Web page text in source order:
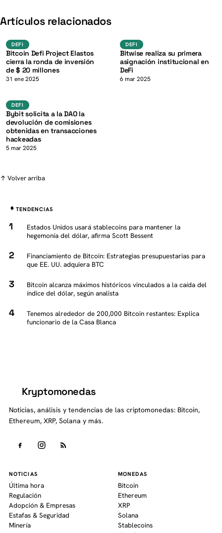
Artículos relacionados
DEFI K
DEFI
Bitcoin Defi Project Elastos
cierra la ronda de inversión
de $ 20 millones
31 ene 2025
DEFI
DEFI
Bitwise realiza su primera
asignación institucional en
DeFi
6 mar 2025
K
DEFI
Bybit solicita a la DAO la
devolución de comisiones
obtenidas en transacciones
hackeadas
5 mar 2025
↑ Volver arriba
TENDENCIAS
Estados Unidos usará stablecoins para mantener la
hegemonía del dólar, afirma Scott Bessent
Financiamiento de Bitcoin: Estrategias presupuestarias para
que EE. UU. adquiera BTC
Bitcoin alcanza máximos históricos vinculados a la caída del
índice del dólar, según analista
Tenemos alrededor de 200,000 Bitcoin restantes: Explica
funcionario de la Casa Blanca
Kryptomonedas
Noticias, análisis y tendencias de las criptomonedas: Bitcoin,
Ethereum, XRP, Solana y más.
NOTICIAS
Última hora
Regulación
Adopción & Empresas
Estafas & Seguridad
Minería
MONEDAS
Bitcoin
Ethereum
XRP
Solana
Stablecoins